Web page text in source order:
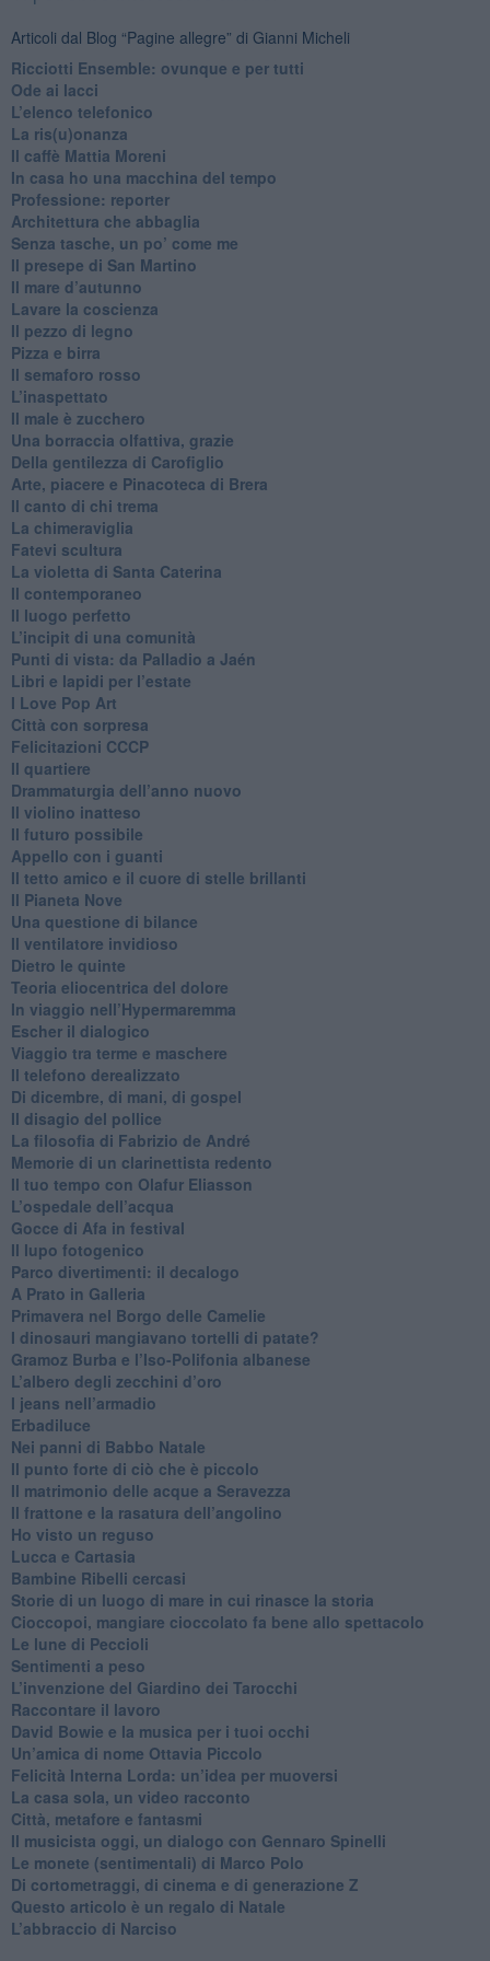
Articoli dal Blog “Pagine allegre” di Gianni Micheli
​Ricciotti Ensemble: ovunque e per tutti
Ode ai lacci
​L’elenco telefonico
​La ris(u)onanza
​Il caffè Mattia Moreni
​In casa ho una macchina del tempo
Professione: reporter
Architettura che abbaglia
​Senza tasche, un po’ come me
​Il presepe di San Martino
​Il mare d’autunno
​Lavare la coscienza
​Il pezzo di legno
​Pizza e birra
​Il semaforo rosso
​L’inaspettato
​Il male è zucchero
​Una borraccia olfattiva, grazie
​Della gentilezza di Carofiglio
Arte, piacere e Pinacoteca di Brera
​Il canto di chi trema
La chimeraviglia
​Fatevi scultura
​La violetta di Santa Caterina
​Il contemporaneo
​Il luogo perfetto
​L’incipit di una comunità
Punti di vista: da Palladio a Jaén
​Libri e lapidi per l’estate
​I Love Pop Art
Città con sorpresa
Felicitazioni CCCP
​Il quartiere
​Drammaturgia dell’anno nuovo
​Il violino inatteso
​Il futuro possibile
​Appello con i guanti
​Il tetto amico e il cuore di stelle brillanti
​Il Pianeta Nove
​Una questione di bilance
​Il ventilatore invidioso
​Dietro le quinte
​Teoria eliocentrica del dolore
In viaggio nell’Hypermaremma
​Escher il dialogico
​Viaggio tra terme e maschere
Il telefono derealizzato
​Di dicembre, di mani, di gospel
​Il disagio del pollice
​La filosofia di Fabrizio de André
Memorie di un clarinettista redento
​Il tuo tempo con Olafur Eliasson
​L’ospedale dell’acqua
​Gocce di Afa in festival
​Il lupo fotogenico
​Parco divertimenti: il decalogo
​A Prato in Galleria
​Primavera nel Borgo delle Camelie
I dinosauri mangiavano tortelli di patate?
​Gramoz Burba e l’Iso-Polifonia albanese
L’albero degli zecchini d’oro
​I jeans nell’armadio
Erbadiluce
Nei panni di Babbo Natale
​Il punto forte di ciò che è piccolo
​Il matrimonio delle acque a Seravezza
​Il frattone e la rasatura dell’angolino
​Ho visto un reguso
Lucca e Cartasia
Bambine Ribelli cercasi
Storie di un luogo di mare in cui rinasce la storia
Cioccopoi, mangiare cioccolato fa bene allo spettacolo
​Le lune di Peccioli
​Sentimenti a peso
​L’invenzione del Giardino dei Tarocchi
​Raccontare il lavoro
David Bowie e la musica per i tuoi occhi
Un’amica di nome Ottavia Piccolo
​Felicità Interna Lorda: un’idea per muoversi
​La casa sola, un video racconto
​Città, metafore e fantasmi
Il musicista oggi, un dialogo con Gennaro Spinelli
Le monete (sentimentali) di Marco Polo
​Di cortometraggi, di cinema e di generazione Z
​Questo articolo è un regalo di Natale
L’abbraccio di Narciso